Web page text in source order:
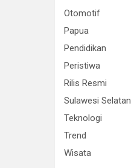
Otomotif
Papua
Pendidikan
Peristiwa
Rilis Resmi
Sulawesi Selatan
Teknologi
Trend
Wisata